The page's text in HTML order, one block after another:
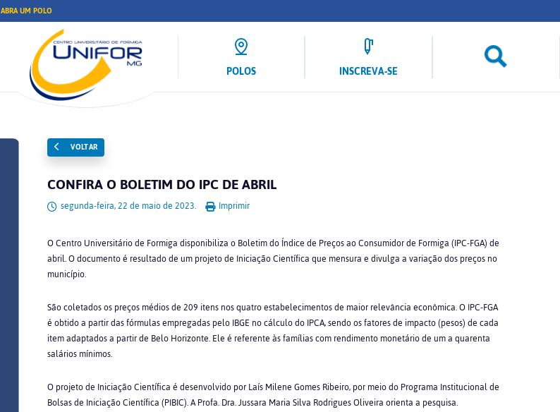
ABRA UM POLO
POLOS INSCREVA-SE
VOLTAR
CONFIRA O BOLETIM DO IPC DE ABRIL
segunda-feira, 22 de maio de 2023. Imprimir
O Centro Universitário de Formiga disponibiliza o Boletim do Índice de Preços ao Consumidor de Formiga (IPC-FGA) de
abril. O documento é resultado de um projeto de Iniciação Científica que mensura e divulga a variação dos preços no
município.
São coletados os preços médios de 209 itens nos quatro estabelecimentos de maior relevância econômica. O IPC-FGA
é obtido a partir das fórmulas empregadas pelo IBGE no cálculo do IPCA, sendo os fatores de impacto (pesos) de cada
item adaptados a partir de Belo Horizonte. Ele é referente às famílias com rendimento monetário de um a quarenta
salários mínimos.
O projeto de Iniciação Científica é desenvolvido por Laís Milene Gomes Ribeiro, por meio do Programa Institucional de
Bolsas de Iniciação Científica (PIBIC). A Profa. Dra. Jussara Maria Silva Rodrigues Oliveira orienta a pesquisa.